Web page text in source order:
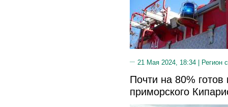
21 Мая 2024, 18:34 | Регион
Почти на 80%
приморского